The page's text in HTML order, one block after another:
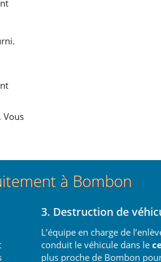
Vous
à Bombon
3. Destruction de
L’équipe en charge de
conduit le véhicule dans le
plus proche de Bombon